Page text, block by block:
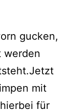
gucken,
werden
mit
für